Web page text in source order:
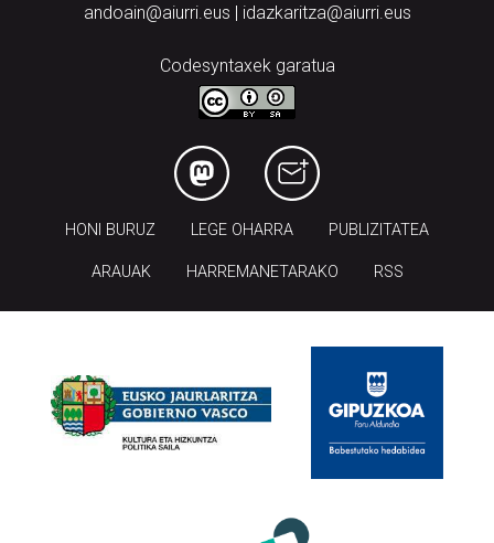
andoain@aiurri.eus | idazkaritza@aiurri.eus
Codesyntaxek garatua
HONI BURUZ LEGE OHARRA PUBLIZITATEA
ARAUAK HARREMANETARAKO RSS